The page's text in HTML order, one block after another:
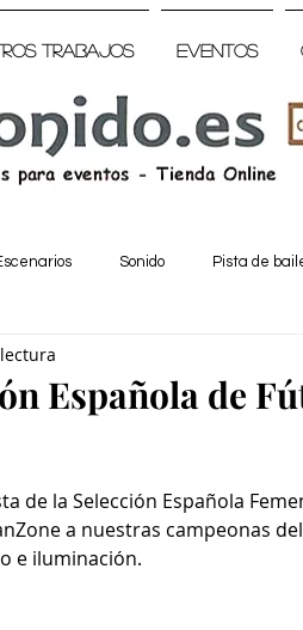
trabajos Eventos
Sonido Pista de
Española de
de la Selección Española
a nuestras campeonas
e iluminación.